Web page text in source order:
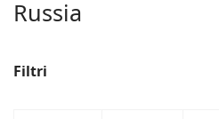
Russia
Filtri